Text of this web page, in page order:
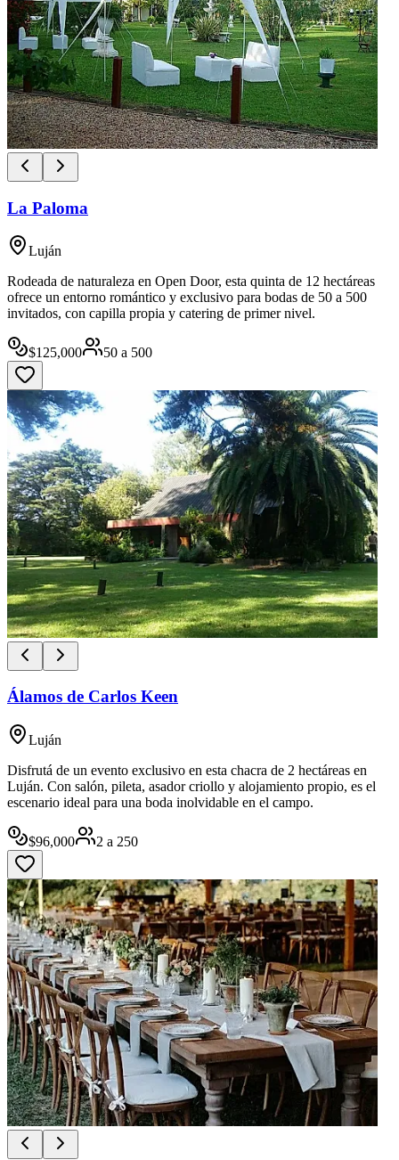
La Paloma
Luján
Rodeada de naturaleza en Open Door, esta quinta de 12 hectáreas
ofrece un entorno romántico y exclusivo para bodas de 50 a 500
invitados, con capilla propia y catering de primer nivel.
$125,000 50 a 500
Álamos de Carlos Keen
Luján
Disfrutá de un evento exclusivo en esta chacra de 2 hectáreas en
Luján. Con salón, pileta, asador criollo y alojamiento propio, es el
escenario ideal para una boda inolvidable en el campo.
$96,000 2 a 250